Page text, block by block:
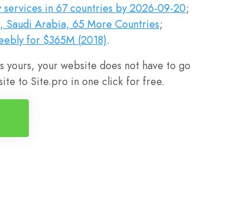
in 67 countries by 2026-09-20;
Saudi Arabia, 65 More Countries;
for $365M (2018).
yours, your website does not have to go
to Site.pro in one click for free.